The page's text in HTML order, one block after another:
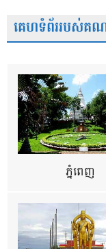
គេហទំព័ររបស់គណប
ភ្នំពេញ